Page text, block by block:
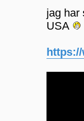
jag har
USA